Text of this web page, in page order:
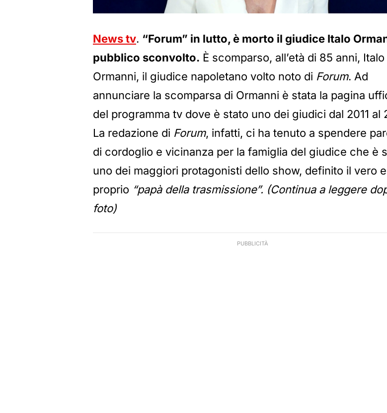
News tv. “Forum” in lutto, è morto il giudice Italo
pubblico sconvolto. È scomparso, all’età di 85 anni, Italo
Ormanni, il giudice napoletano volto noto di Forum. Ad
annunciare la scomparsa di Ormanni è stata la pagina
del programma tv dove è stato uno dei giudici dal 2011 al
La redazione di Forum, infatti, ci ha tenuto a spendere
di cordoglio e vicinanza per la famiglia del giudice che è
uno dei maggiori protagonisti dello show, definito il vero e
proprio “papà della trasmissione”. (Continua a leggere
foto)